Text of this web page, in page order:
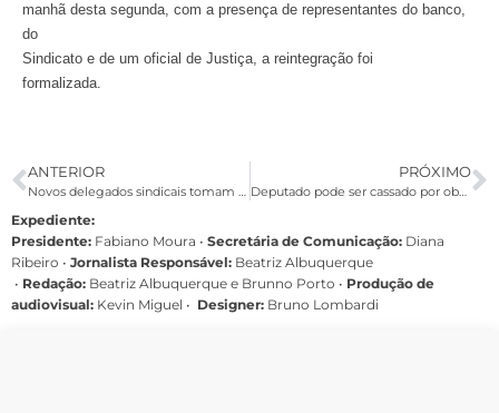
manhã desta segunda, com a presença de representantes do banco,
do
Sindicato e de um oficial de Justiça, a reintegração foi
formalizada.
ANTERIOR
Novos delegados sindicais tomam posse no dia 20
PRÓXIMO
Deputado pode ser cassado por obstruir Subcomissão da Verdade
Expediente:
Presidente: Fabiano Moura • Secretária de Comunicação: Diana
Ribeiro • Jornalista Responsável: Beatriz Albuquerque
• Redação: Beatriz Albuquerque e Brunno Porto • Produção de
audiovisual: Kevin Miguel • Designer: Bruno Lombardi